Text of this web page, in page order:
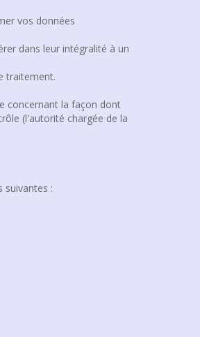
vos données
dans leur intégralité à un
traitement.
concernant la façon dont
(l'autorité chargée de la
suivantes :